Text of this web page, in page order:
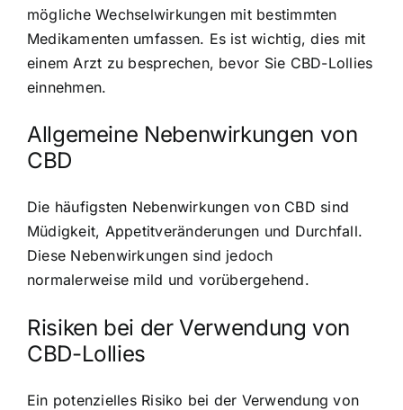
mögliche Wechselwirkungen mit bestimmten
Medikamenten umfassen. Es ist wichtig, dies mit
einem Arzt zu besprechen, bevor Sie CBD-Lollies
einnehmen.
Allgemeine Nebenwirkungen von
CBD
Die häufigsten Nebenwirkungen von CBD sind
Müdigkeit, Appetitveränderungen und Durchfall.
Diese Nebenwirkungen sind jedoch
normalerweise mild und vorübergehend.
Risiken bei der Verwendung von
CBD-Lollies
Ein potenzielles Risiko bei der Verwendung von